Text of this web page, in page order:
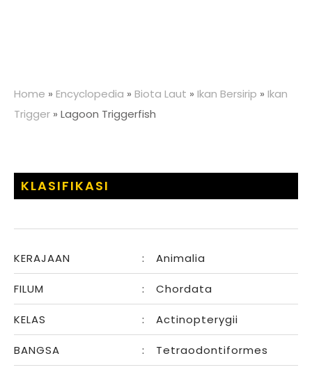
Home » Encyclopedia » Biota Laut » Ikan Bersirip » Ikan
Trigger » Lagoon Triggerfish
KLASIFIKASI
KERAJAAN : Animalia
FILUM : Chordata
KELAS : Actinopterygii
BANGSA : Tetraodontiformes